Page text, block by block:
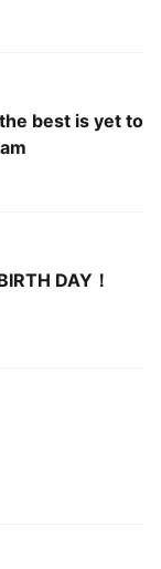
best is yet to
DAY！